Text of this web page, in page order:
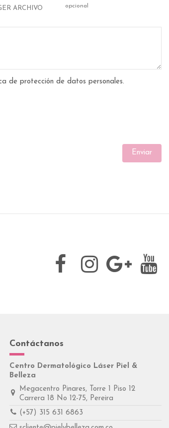
ARCHIVO opcional
de protección de datos personales.
Contáctanos
Centro Dermatológico Láser Piel &
Belleza
Megacentro Pinares, Torre 1 Piso 12
Carrera 18 No 12-75, Pereira
(+57) 315 631 6863